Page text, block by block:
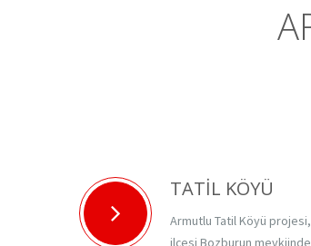
TATİL KÖYÜ
Armutlu Tatil Köyü projesi,
ilçesi Bozburun